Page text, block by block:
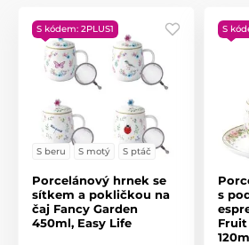
S kódem: 2PLUS1
S beru S motý S ptáč
Porcelánový hrnek se
sítkem a pokličkou na
čaj Fancy Garden
450ml, Easy Life
S
s